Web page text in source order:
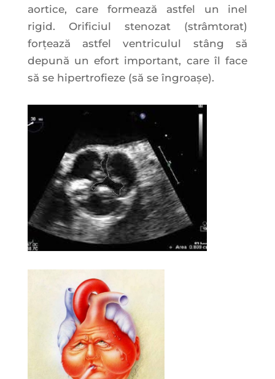
aortice, care formează astfel un inel
rigid. Orificiul stenozat (strâmtorat)
forțează astfel ventriculul stâng să
depună un efort important, care îl face
să se hipertrofieze (să se îngroașe).